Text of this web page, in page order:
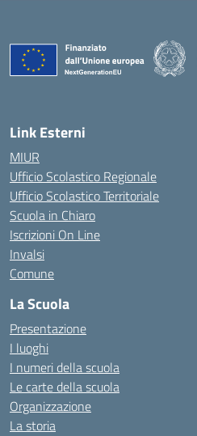
Link Esterni
MIUR
Ufficio Scolastico Regionale
Ufficio Scolastico Territoriale
Scuola in Chiaro
Iscrizioni On Line
Invalsi
Comune
La Scuola
Presentazione
I luoghi
I numeri della scuola
Le carte della scuola
Organizzazione
La storia